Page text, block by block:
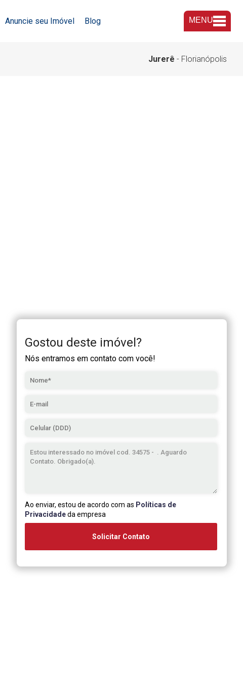
Anuncie seu Imóvel Blog MENU
Jurerê - Florianópolis
Gostou deste imóvel?
Nós entramos em contato com você!
Ao enviar, estou de acordo com as Políticas de
Privacidadeda empresa
Solicitar Contato